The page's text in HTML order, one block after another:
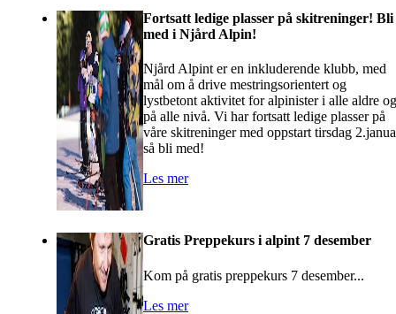
Fortsatt ledige plasser på skitreninger! Bli
med i Njård Alpin!
Njård Alpint er en inkluderende klubb, med
mål om å drive mestringsorientert og
lystbetont aktivitet for alpinister i alle aldre og
på alle nivå. Vi har fortsatt ledige plasser på
våre skitreninger med oppstart tirsdag
så bli med!​
Les mer
Gratis Preppekurs i alpint 7 desember
Kom på gratis preppekurs 7 desember...
Les mer